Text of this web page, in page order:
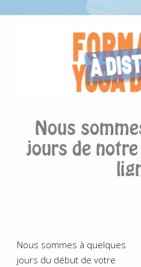
Nous
jours de
Nous sommes à quelques
jours du début de votre